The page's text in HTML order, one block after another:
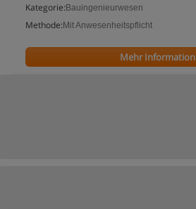
Kategorie: Bauingenieurwesen
Methode: Mit Anwesenheitspflicht
Mehr Information